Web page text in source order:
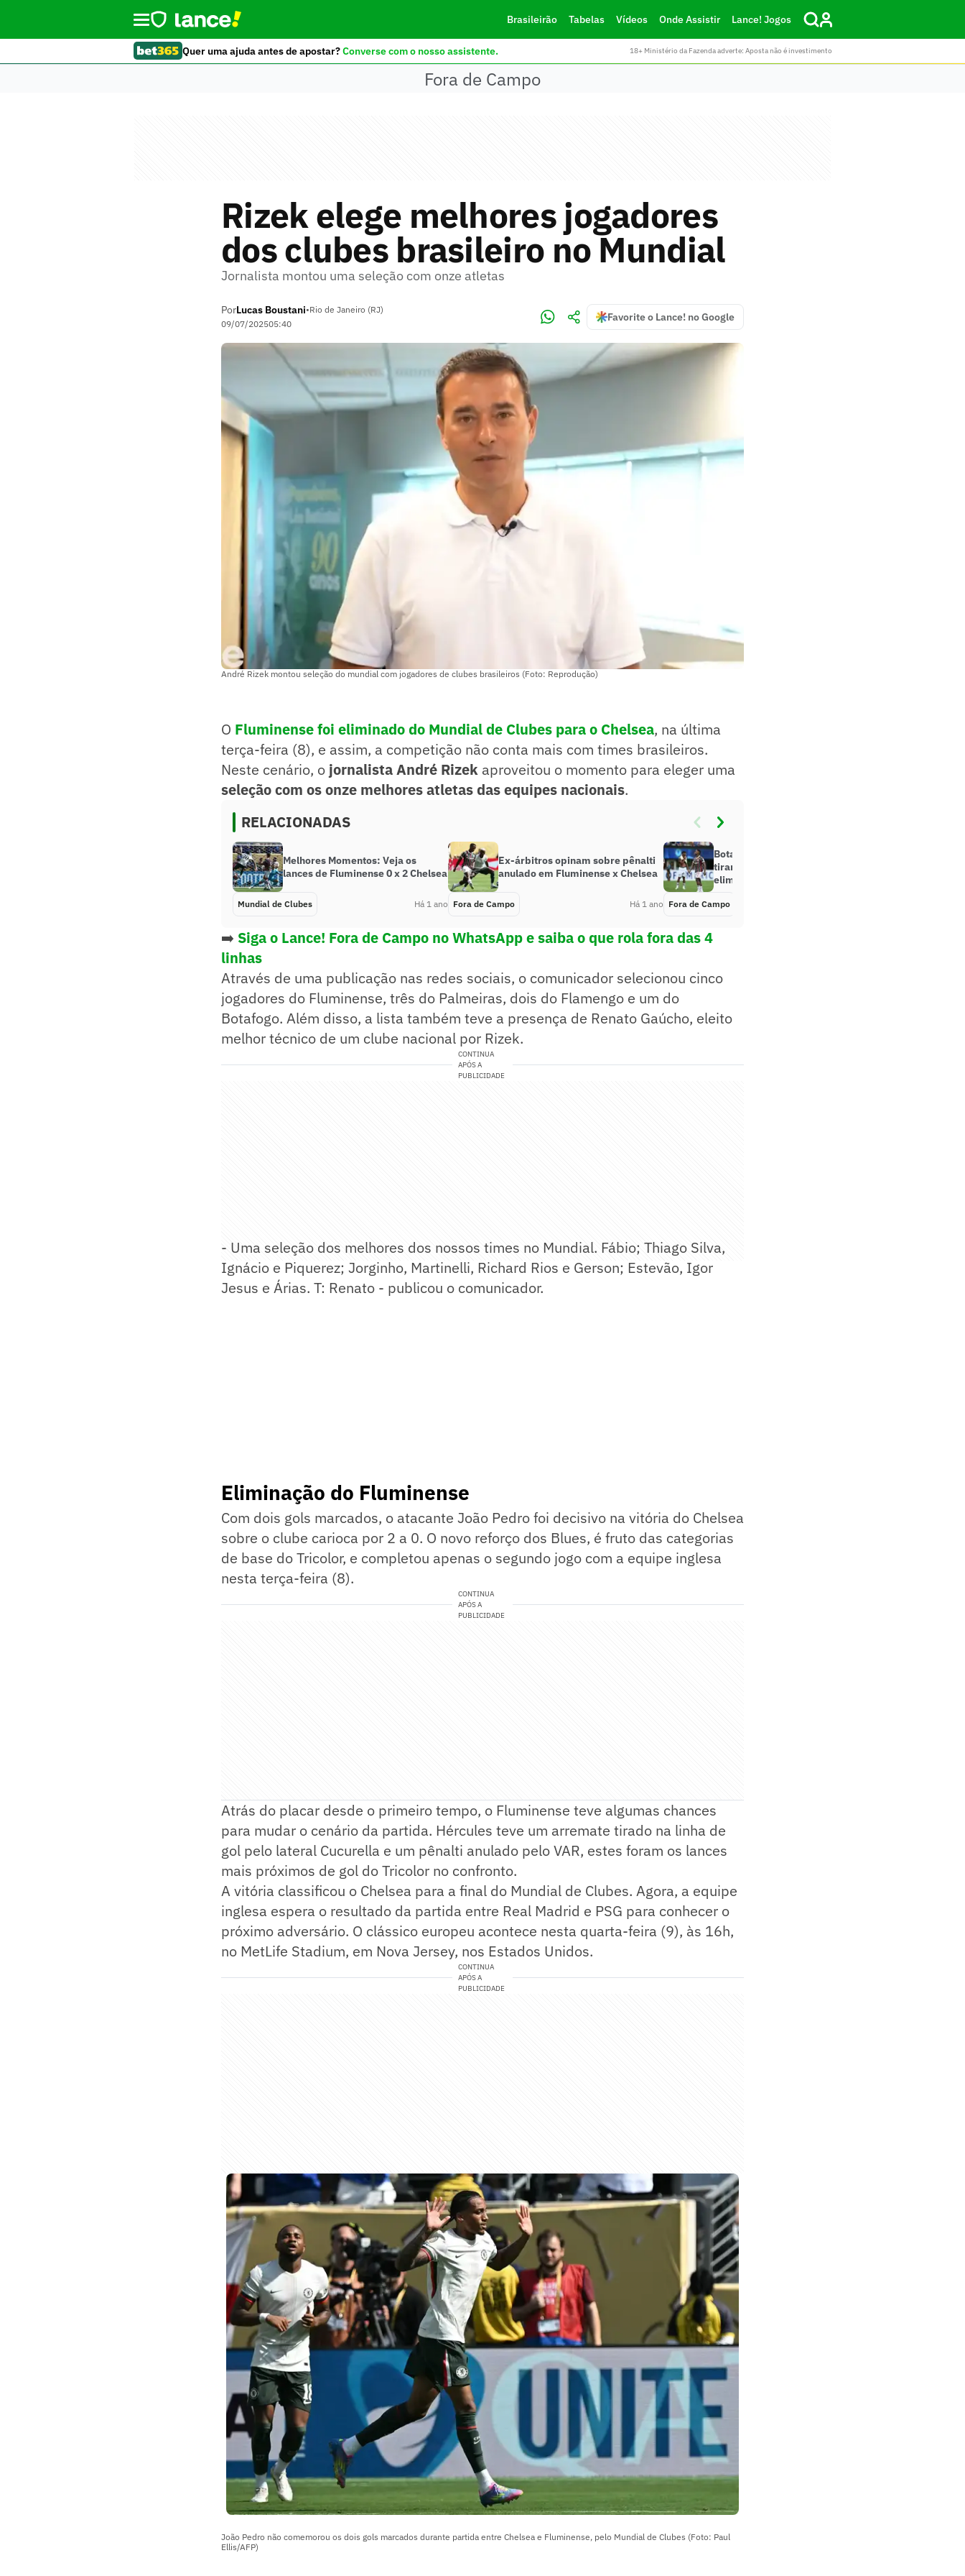
Brasileirão Tabelas Vídeos Onde Assistir Lance! Jogos
Quer uma ajuda antes de apostar?Converse com o nosso assistente. 18+ Ministério da Fazenda adverte: Aposta não é investimento
Fora de Campo
Rizek elege melhores jogadores
dos clubes brasileiro no Mundial
Jornalista montou uma seleção com onze atletas
PorLucas Boustani•Rio de Janeiro (RJ)
09/07/202505:40
Favorite o Lance! no Google
André Rizek montou seleção do mundial com jogadores de clubes brasileiros (Foto: Reprodução)
O Fluminense foi eliminado do Mundial de Clubes para o Chelsea, na última
terça-feira (8), e assim, a competição não conta mais com times brasileiros.
Neste cenário, o jornalista André Rizek aproveitou o momento para eleger uma
seleção com os onze melhores atletas das equipes nacionais.
RELACIONADAS
Melhores Momentos: Veja os
lances de Fluminense 0 x 2 Chelsea
Mundial de Clubes Há 1 ano
Ex-árbitros opinam sobre pênalti
anulado em Fluminense x Chelsea
Fora de Campo Há 1 ano
Botafogo usa número curioso para
tirar sarro do Fluminense após
eliminação
Fora de Campo
➡️ Siga o Lance! Fora de Campo no WhatsApp e saiba o que rola fora das 4
linhas
Através de uma publicação nas redes sociais, o comunicador selecionou cinco
jogadores do Fluminense, três do Palmeiras, dois do Flamengo e um do
Botafogo. Além disso, a lista também teve a presença de Renato Gaúcho, eleito
melhor técnico de um clube nacional por Rizek.
CONTINUA
APÓS A
PUBLICIDADE
- Uma seleção dos melhores dos nossos times no Mundial. Fábio; Thiago Silva,
Ignácio e Piquerez; Jorginho, Martinelli, Richard Rios e Gerson; Estevão, Igor
Jesus e Árias. T: Renato - publicou o comunicador.
Eliminação do Fluminense
Com dois gols marcados, o atacante João Pedro foi decisivo na vitória do Chelsea
sobre o clube carioca por 2 a 0. O novo reforço dos Blues, é fruto das categorias
de base do Tricolor, e completou apenas o segundo jogo com a equipe inglesa
nesta terça-feira (8).
CONTINUA
APÓS A
PUBLICIDADE
Atrás do placar desde o primeiro tempo, o Fluminense teve algumas chances
para mudar o cenário da partida. Hércules teve um arremate tirado na linha de
gol pelo lateral Cucurella e um pênalti anulado pelo VAR, estes foram os lances
mais próximos de gol do Tricolor no confronto.
A vitória classificou o Chelsea para a final do Mundial de Clubes. Agora, a equipe
inglesa espera o resultado da partida entre Real Madrid e PSG para conhecer o
próximo adversário. O clássico europeu acontece nesta quarta-feira (9), às 16h,
no MetLife Stadium, em Nova Jersey, nos Estados Unidos.
CONTINUA
APÓS A
PUBLICIDADE
João Pedro não comemorou os dois gols marcados durante partida entre Chelsea e Fluminense, pelo Mundial de Clubes (Foto: Paul
Ellis/AFP)